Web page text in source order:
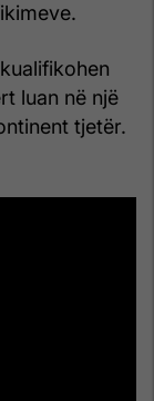
luan në një
tjetër.